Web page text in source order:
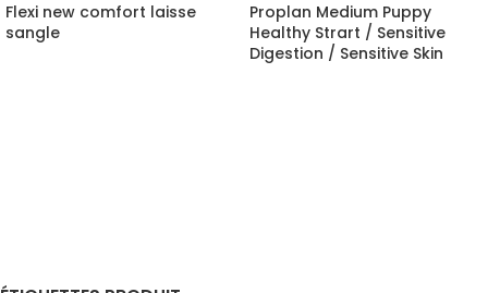
Flexi new comfort laisse
sangle
Proplan Medium Puppy
Healthy Strart / Sensitive
Digestion / Sensitive Skin